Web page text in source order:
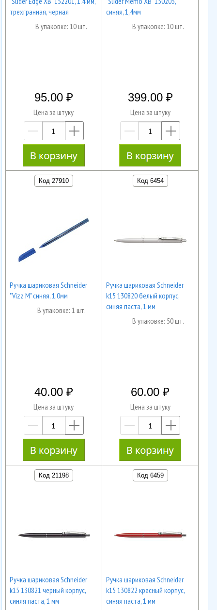
трехгранная, черная
В упаковке: 10 шт.
95.00
Цена за штуку
—
синяя, 1,4мм
В упаковке: 10 шт.
399.00
Цена за штуку
—
Код 27910
Ручка шариковая Schneider
"Vizz M" синяя, 1,0мм
В упаковке: 1 шт.
40.00
Цена за штуку
—
Код 6454
Ручка шариковая Schneider
k15 130820 белый корпус,
синяя паста, 1 мм
В упаковке: 50 шт.
60.00
Цена за штуку
—
Код 21198
Ручка шариковая Schneider
k15 130821 черный корпус,
синяя паста, 1 мм
Код 6459
Ручка шариковая Schneider
k15 130822 красный корпус,
синяя паста, 1 мм